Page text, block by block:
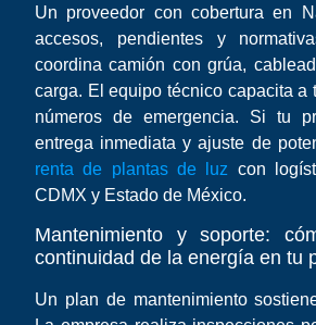
Un proveedor con cobertura en
accesos, pendientes y
coordina camión con grúa,
carga. El equipo técnico capacita a
números de emergencia. Si tu
entrega inmediata y ajuste de
renta de plantas de luz con
CDMX y Estado de México.
Mantenimiento y soporte:
continuidad de la energía en tu
Un plan de mantenimiento